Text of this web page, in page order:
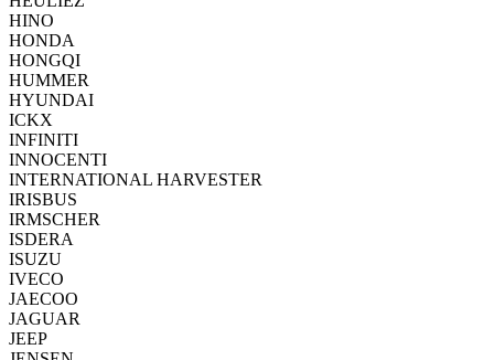
HINO
HONDA
HONGQI
HUMMER
HYUNDAI
ICKX
INFINITI
INNOCENTI
INTERNATIONAL HARVESTER
IRISBUS
IRMSCHER
ISDERA
ISUZU
IVECO
JAECOO
JAGUAR
JEEP